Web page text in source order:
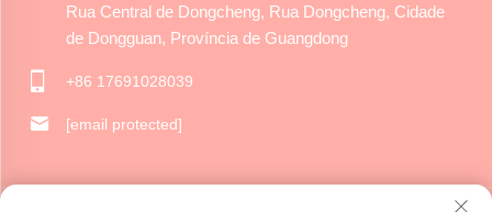
Rua Central de Dongcheng, Rua Dongcheng, Cidade
de Dongguan, Província de Guangdong
+86 17691028039
[email protected]